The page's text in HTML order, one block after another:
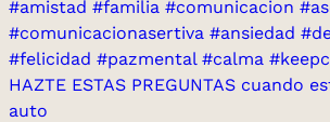
HAZTE ESTAS PREGUNTAS cuando
auto